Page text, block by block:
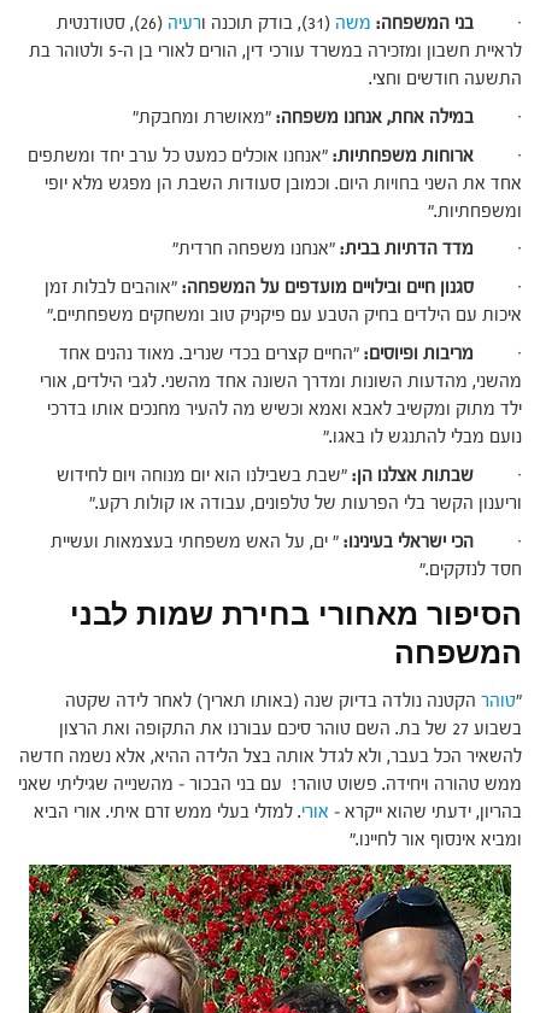
· בני המשפחה: משה (31), בודק תוכנה ו רעיה
(26), סטודנטית
לראיית חשבון ומזכירה במשרד עורכי דין, הורים לאורי בן ה-5 ולטוהר בת
התשעה חודשים וחצי.
·
במילה אחת, אנחנו משפחה: "מאושרת ומחבקת"
·
ארוחות משפחתיות: "אנחנו אוכלים כמעט כל ערב יחד ומשתפים
אחד את השני בחויות היום. וכמובן סעודות השבת הן מפגש מלא יופי
ומשפחתיות."
·
מדד הדתיות בבית: "אנחנו משפחה חרדית"
· סגנון חיים ובילויים מועדפים על המשפחה: "אוהבים לבלות זמן
איכות עם הילדים בחיק הטבע עם פיקניק טוב ומשחקים משפחתיים."
· מריבות ופיוסים: "החיים קצרים בכדי שנריב. מאוד נהנים אחד
מהשני, מהדעות השונות ומדרך השונה אחד מהשני. לגבי הילדים, אורי
ילד מתוק ומקשיב לאבא ואמא וכשיש מה להעיר מחנכים אותו בדרכי
נועם מבלי להתנגש לו באגו."
·
שבתות אצלנו הן: "שבת בשבילנו הוא יום מנוחה ויום לחידוש
וריענון הקשר בלי הפרעות של טלפונים, עבודה או קולות רקע."
·
הכי ישראלי בעינינו: " ים, על האש משפחתי בעצמאות ועשיית
חסד לנזקקים."
הסיפור מאחורי בחירת שמות לבני
המשפחה
"טוהר הקטנה נולדה בדיוק שנה (באותו תאריך) לאחר לידה שקטה
בשבוע 27 של בת. השם טוהר סיכם עבורנו את התקופה ואת הרצון
להשאיר הכל בעבר, ולא לגדל אותה בצל הלידה ההיא, אלא נשמה חדשה
ממש טהורה ויחידה. פשוט טוהר! עם בני הבכור – מהשנייה שגיליתי שאני
בהריון, ידעתי שהוא ייקרא – אורי. למזלי בעלי ממש זרם איתי. אורי הביא
ומביא אינסוף אור לחיינו."